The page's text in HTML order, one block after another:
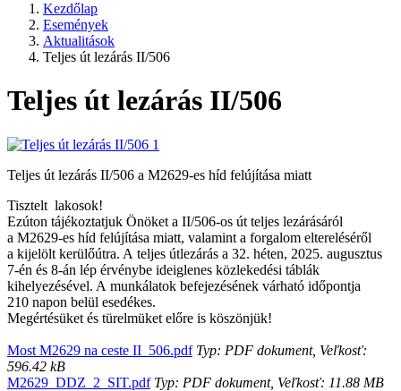
Kezdőlap
Események
Aktualitások
Teljes út lezárás II/506
Teljes út lezárás II/506
Teljes út lezárás II/506 a M2629-es híd felújítása miatt
Tisztelt lakosok!
Ezúton tájékoztatjuk Önöket a II/506-os út teljes lezárásáról
a M2629-es híd felújítása miatt, valamint a forgalom eltereléséről
a kijelölt kerülőútra. A teljes útlezárás a 32. héten, 2025. augusztus
7-én és 8-án lép érvénybe ideiglenes közlekedési táblák
kihelyezésével. A munkálatok befejezésének várható időpontja
210 napon belül esedékes.
Megértésüket és türelmüket előre is köszönjük!
Most M2629 na ceste II_506.pdfTyp: PDF dokument, Veľkosť:
596.42 kB
M2629_DDZ_2_SIT.pdfTyp: PDF dokument, Veľkosť: 11.88 MB